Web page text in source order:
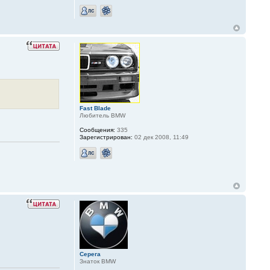
Fast Blade
Любитель BMW
Сообщения: 335
Зарегистрирован: 02 дек 2008, 11:49
Серега
Знаток BMW